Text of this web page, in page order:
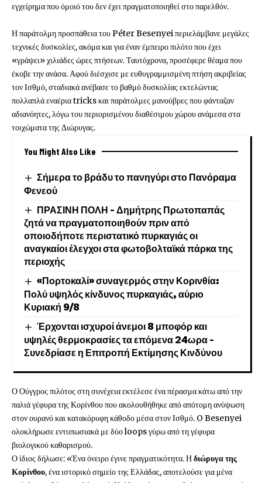
εγχείρημα που όμοιό του δεν έχει πραγματοποιηθεί στο παρελθόν.
Η παράτολμη προσπάθεια του Péter Besenyei περιελάμβανε μεγάλες
τεχνικές δυσκολίες, ακόμα και για έναν έμπειρο πιλότο που έχει
«γράψει» χιλιάδες ώρες πτήσεων. Ταυτόχρονα, προσέφερε θέαμα που
έκοβε την ανάσα. Αφού διέσχισε με ευθυγραμμισμένη πτήση ακριβείας
τον Ισθμό, σταδιακά ανέβασε το βαθμό δυσκολίας εκτελώντας
πολλαπλά εναέρια tricks και παράτολμες μανούβρες που φάνταζαν
αδιανόητες, λόγω του περιορισμένου διαθέσιμου χώρου ανάμεσα στα
τοιχώματα της Διώρυγας.
You Might Also Like
Σήμερα το βράδυ το πανηγύρι στο Πανόραμα
Φενεού
ΠΡΑΣΙΝΗ ΠΟΛΗ – Δημήτρης Πρωτοπαπάς
ζητά να πραγματοποιηθούν πριν από
οποιοδήποτε περιστατικό πυρκαγιάς οι
αναγκαίοι έλεγχοι στα φωτοβολταϊκά πάρκα της
περιοχής
«Πορτοκαλί» συναγερμός στην Κορινθία:
Πολύ υψηλός κίνδυνος πυρκαγιάς, αύριο
Κυριακή 9/8
Έρχονται ισχυροί άνεμοι 8 μποφόρ και
υψηλές θερμοκρασίες τα επόμενα 24ωρα –
Συνεδρίασε η Επιτροπή Εκτίμησης Κινδύνου
Ο Ούγγρος πιλότος στη συνέχεια εκτέλεσε ένα πέρασμα κάτω από την
παλιά γέφυρα της Κορίνθου που ακολουθήθηκε από απότομη ανύψωση
στον ουρανό και κατακόρυφη κάθοδο μέσα στον Ισθμό. O Besenyei
ολοκλήρωσε εντυπωσιακά με δύο loops γύρω από τη γέφυρα
βιολογικού καθαρισμού.
Ο ίδιος δήλωσε: «Ένα όνειρο έγινε πραγματικότητα. Ηδιώρυγα της
Κορίνθου, ένα ιστορικό σημείο της Ελλάδας, αποτελούσε για μένα